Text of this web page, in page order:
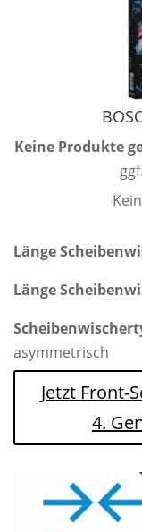
Keine Produkte
Länge
Länge
asymmetrisch
Jetzt Front-
4.